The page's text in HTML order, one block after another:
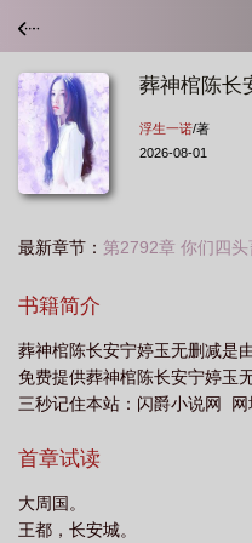
葬神棺陈长
浮生一诺/著
2026-08-01
最新章节： 第2792章 你们四
书籍简介
葬神棺陈长安宁婷玉无删减是
免费提供葬神棺陈长安宁婷玉
三秒记住本站：闪爵小说网
首章试读
大周国。
王都，长安城。